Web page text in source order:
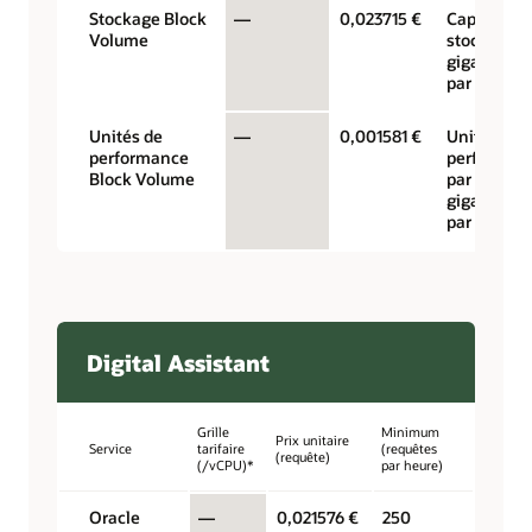
Stockage Block
Volume
— 0,023715 €
Capacité
stockage
gigaoctets
par mois
Unités de
performance
Block Volume
— 0,001581 €
Unités de
par
gigaoctet
par mois
Digital Assistant
Service
Grille
tarifaire
(/vCPU)*
Prix unitaire
(requête)
Minimum
(requêtes
par heure)
Oracle
— 0,021576 € 250